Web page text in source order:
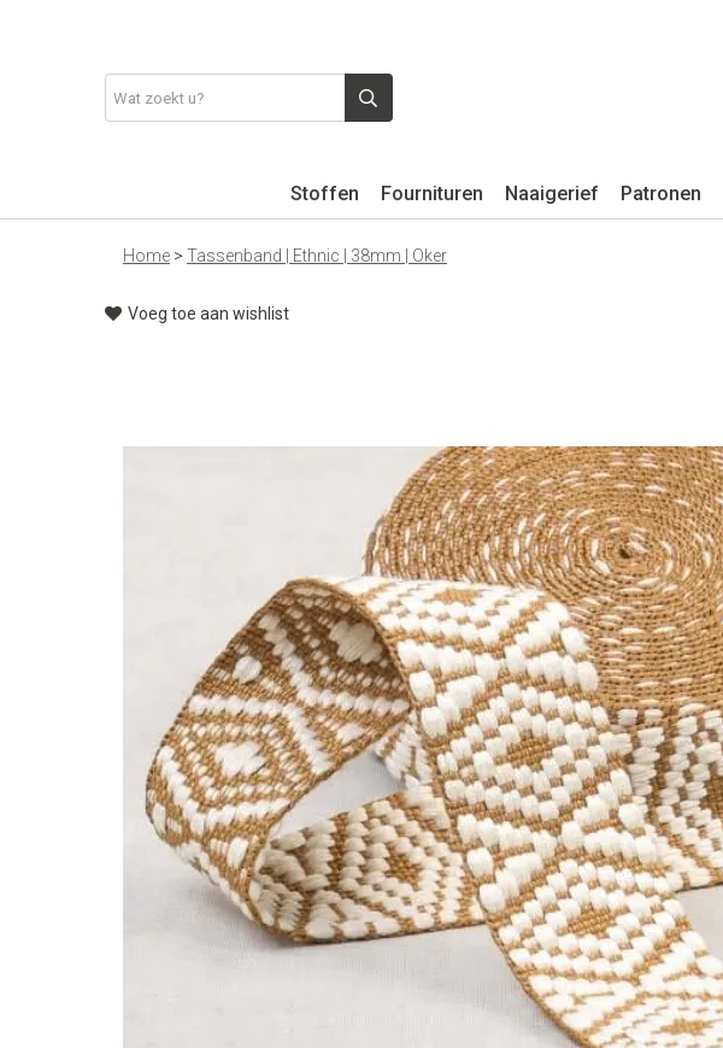
Stoffen Fournituren Naaigerief Patronen
Home > Tassenband | Ethnic | 38mm | Oker
Voeg toe aan wishlist